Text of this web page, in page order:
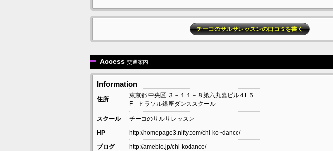
チーコのサルサレッスンの口コミを書く
Access 交通案内
Information
住所
東京都 中央区 ３－１１－８第六丸嘉ビル４F５
F ヒラソル銀座ダンススクール
スクール チーコのサルサレッスン
HP
http://homepage3.nifty.com/chi-ko~dance/
ブログ
http://ameblo.jp/chi-kodance/